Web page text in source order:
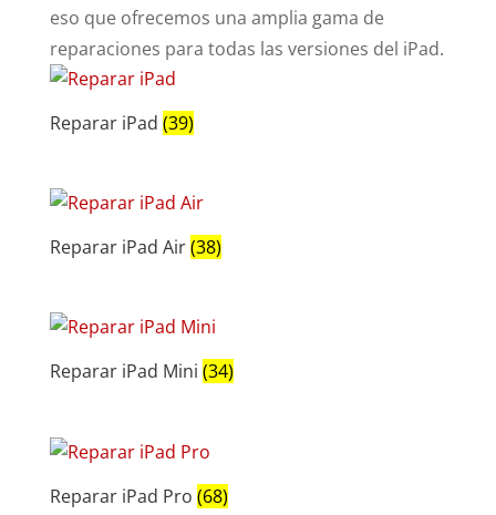
eso que ofrecemos una amplia gama de
reparaciones para todas las versiones del iPad.
Reparar iPad (39)
Reparar iPad Air(38)
Reparar iPad Mini (34)
Reparar iPad Pro (68)